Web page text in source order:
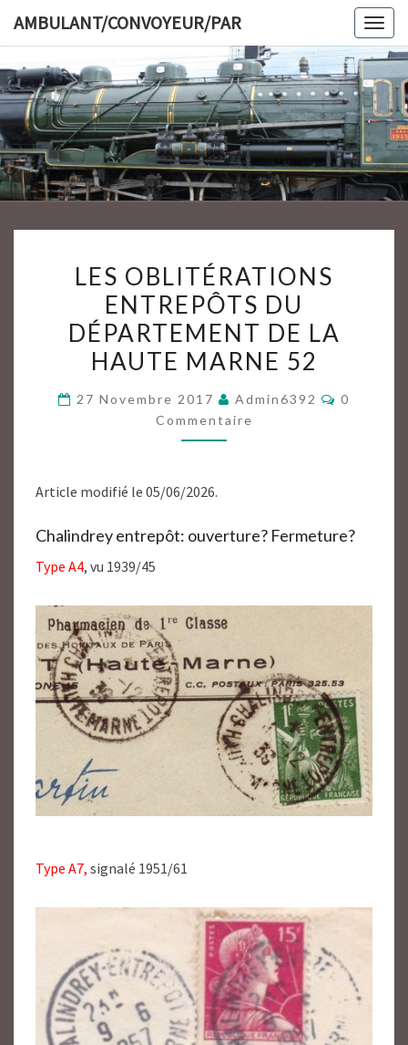
content
AMBULANT/CONVOYEUR/PAR
OBLITÉRATIONS
ENTREPÔTS
DU
DÉPARTEMENT
LA
HAUTE
LES OBLITÉRATIONS
ENTREPÔTS DU
DÉPARTEMENT DE LA
HAUTE MARNE 52
27 Novembre 2017 Admin6392
0
Commentaire
Article modifié le 05/06/2026.
Chalindrey entrepôt: ouverture? Fermeture?
Type A4, vu 1939/45
Type A7, signalé 1951/61